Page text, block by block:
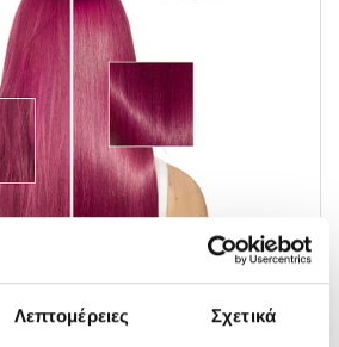
Λεπτομέρειες Σχετικά